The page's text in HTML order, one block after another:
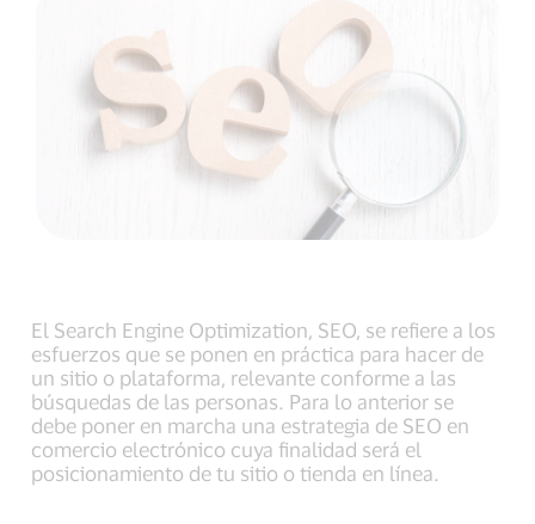
El Search Engine Optimization, SEO, se refiere a los
esfuerzos que se ponen en práctica para hacer de
un sitio o plataforma, relevante conforme a las
búsquedas de las personas. Para lo anterior se
debe poner en marcha una estrategia de SEO en
comercio electrónico cuya finalidad será el
posicionamiento de tu sitio o tienda en línea.